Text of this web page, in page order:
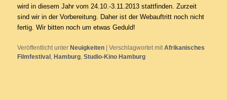
wird in diesem Jahr vom 24.10.-3.11.2013 stattfinden. Zurzeit
sind wir in der Vorbereitung. Daher ist der Webauftritt noch nicht
fertig. Wir bitten noch um etwas Geduld!
Veröffentlicht unter Neuigkeiten |Verschlagwortet mit Afrikanisches
Filmfestival , Hamburg,Studio-Kino Hamburg